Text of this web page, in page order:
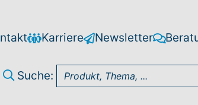
Karriere Newsletter
Suche: